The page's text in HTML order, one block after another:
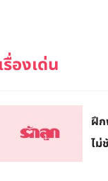
ฝึก
ไม่